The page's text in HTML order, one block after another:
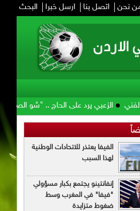
نحن اتصل بنا ارسل خبرا البحث
يرد على الحاج .. "شو الصوص وشو مرقته"
الفيفا يعتذر للاتحادات الوطنية
لهذا السبب
إنفانتينو يجتمع بكبار مسؤولي
"فيفا" في المغرب وسط
ضغوط متزايدة